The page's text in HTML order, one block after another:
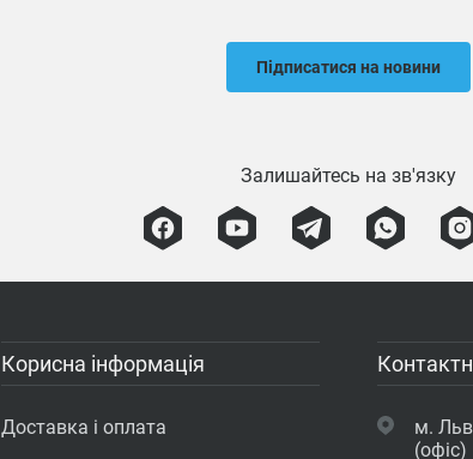
Підписатися на новини
Залишайтесь на зв'язку
Корисна інформація
Доставка і оплата
м.
(офіс)